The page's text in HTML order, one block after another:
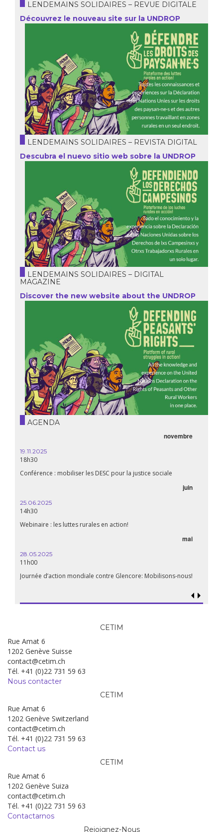
LENDEMAINS SOLIDAIRES – REVUE DIGITALE
Découvrez le nouveau site sur la UNDROP
LENDEMAINS SOLIDAIRES – REVISTA DIGITAL
Descubra el nuevo sitio web sobre la UNDROP
LENDEMAINS SOLIDAIRES – DIGITAL
MAGAZINE
Discover the new website about the UNDROP
AGENDA
novembre
19.11.2025
18h30
Conférence : mobiliser les DESC pour la justice sociale
juin
25.06.2025
14h30
Webinaire : les luttes rurales en action!
mai
28.05.2025
11h00
Journée d’action mondiale contre Glencore: Mobilisons-nous!
CETIM
Rue Amat 6
1202 Genève Suisse
contact@cetim.ch
Tél. +41 (0)22 731 59 63
Nous contacter
CETIM
Rue Amat 6
1202 Genève Switzerland
contact@cetim.ch
Tél. +41 (0)22 731 59 63
Contact us
CETIM
Rue Amat 6
1202 Genève Suiza
contact@cetim.ch
Tél. +41 (0)22 731 59 63
Contactarnos
Rejoignez-Nous